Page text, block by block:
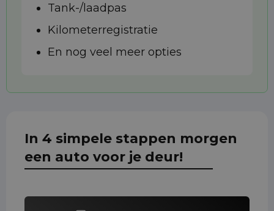
Tank-/laadpas
Kilometerregistratie
En nog veel meer opties
In 4 simpele stappen morgen
een auto voor je deur!